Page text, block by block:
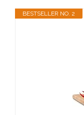
BESTSELLER NO. 2